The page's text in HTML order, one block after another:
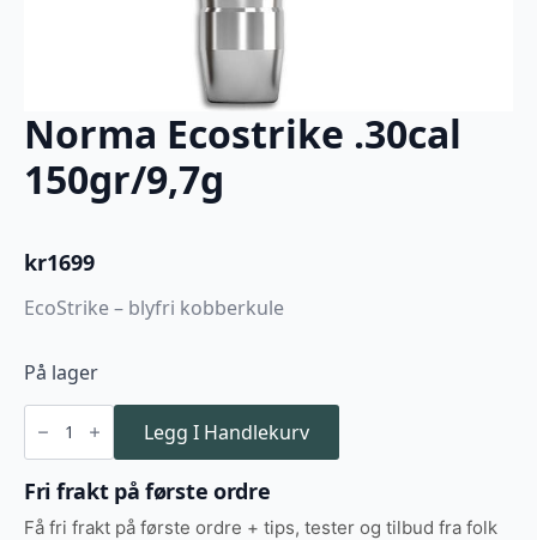
Norma Ecostrike .30cal
150gr/9,7g
kr1699
EcoStrike – blyfri kobberkule
På lager
Norma
Ecostrike
.30cal
150gr/9,7g
antall
Legg I Handlekurv
Fri frakt på første ordre
Få fri frakt på første ordre + tips, tester og tilbud fra folk